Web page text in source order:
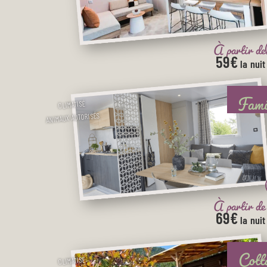
À partir de
59€la nuit
CLIMATISÉ
ANIMAUX AUTORISÉS
À partir de
69€la nuit
CLIMATISÉ